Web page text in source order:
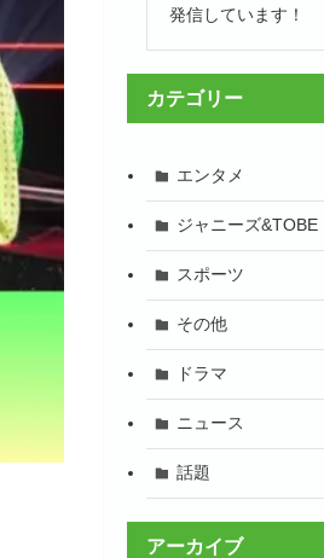
発信しています！
カテゴリー
エンタメ
ジャニーズ&TOBE
スポーツ
その他
ドラマ
ニュース
話題
アーカイブ